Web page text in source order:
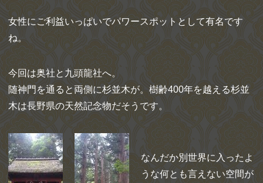
女性にご利益いっぱいでパワースポットとして有名です
ね。
今回は奥社と九頭龍社へ。
随神門を通ると両側に杉並木が。樹齢400年を越える杉並
木は長野県の天然記念物だそうです。
なんだか別世界に入ったよ
うな何とも言えない空間が